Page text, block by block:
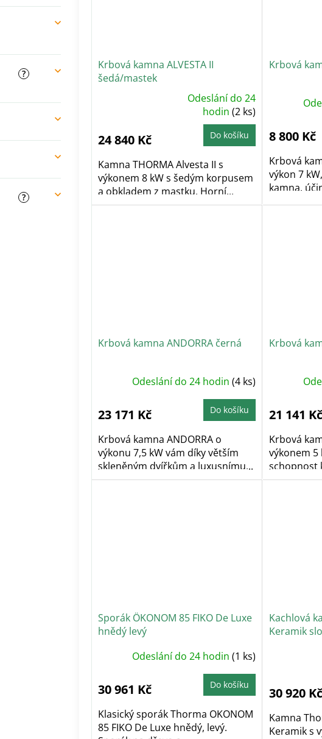
?
?
Krbová kamna ALVESTA II
šedá/mastek
5,0
z
5
Odeslání do 24
hodin(2 ks)
24 840 Kč Do košíku
Kamna THORMA Alvesta II s
výkonem 8 kW s šedým korpusem
a obkladem z mastku. Horní...
Krbová
8 800 Kč
Krbová
výkon 7
kamna,
Krbová kamna ANDORRA černá
Odeslání do 24 hodin (4 ks)
23 171 Kč Do košíku
Krbová kamna ANDORRA o
výkonu 7,5 kW vám díky větším
skleněným dvířkům a luxusnímu...
Krbová
21 141 Kč
Krbová
výkonem 5
schopnost
Sporák ÖKONOM 85 FIKO De Luxe
hnědý levý
Odeslání do 24 hodin (1 ks)
30 961 Kč Do košíku
Klasický sporák Thorma OKONOM
85 FIKO De Luxe hnědý, levý.
Kachlová
Keramik
5,0
z
5
30 920 Kč
Kamna
Keramik s